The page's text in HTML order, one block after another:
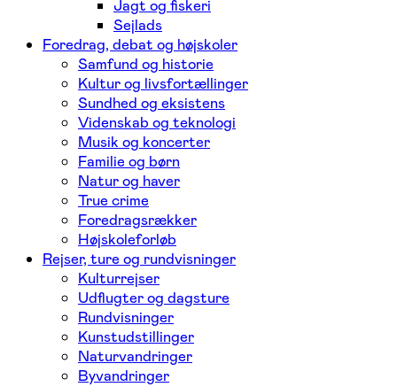
Jagt og fiskeri
Sejlads
Foredrag, debat og højskoler
Samfund og historie
Kultur og livsfortællinger
Sundhed og eksistens
Videnskab og teknologi
Musik og koncerter
Familie og børn
Natur og haver
True crime
Foredragsrækker
Højskoleforløb
Rejser, ture og rundvisninger
Kulturrejser
Udflugter og dagsture
Rundvisninger
Kunstudstillinger
Naturvandringer
Byvandringer